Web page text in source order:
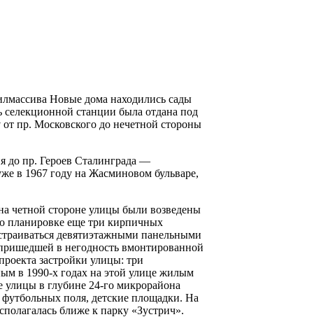
Новые дома находились сады
селекционной станции была отдана под
пр. Московского до нечетной стороны
до пр. Героев Сталинграда —
в 1967 году на Жасминовом бульваре,
четной стороне улицы были возведены
планировке еще три кирпичных
девятиэтажными панельными
в негодность вмонтированной
застройки улицы: три
в 1990-х годах на этой улице жилым
в глубине 24-го микрорайона
поля, детские площадки. На
ближе к парку «Зустрич».